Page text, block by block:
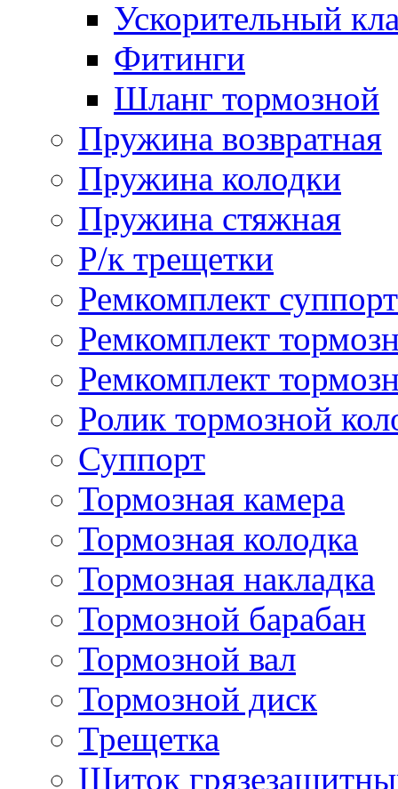
Ускорительный
Фитинги
Шланг тормозной
Пружина возвратная
Пружина колодки
Пружина стяжная
Р/к трещетки
Ремкомплект
Ремкомплект
Ремкомплект
Ролик тормозной
Суппорт
Тормозная камера
Тормозная колодка
Тормозная накладка
Тормозной барабан
Тормозной вал
Тормозной диск
Трещетка
Щиток